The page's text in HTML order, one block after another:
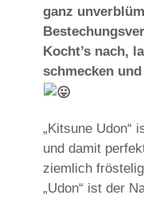
ganz
Kocht’s nach,
schmecken
„Kitsune Udon“
und damit
ziemlich
„Udon“ ist der